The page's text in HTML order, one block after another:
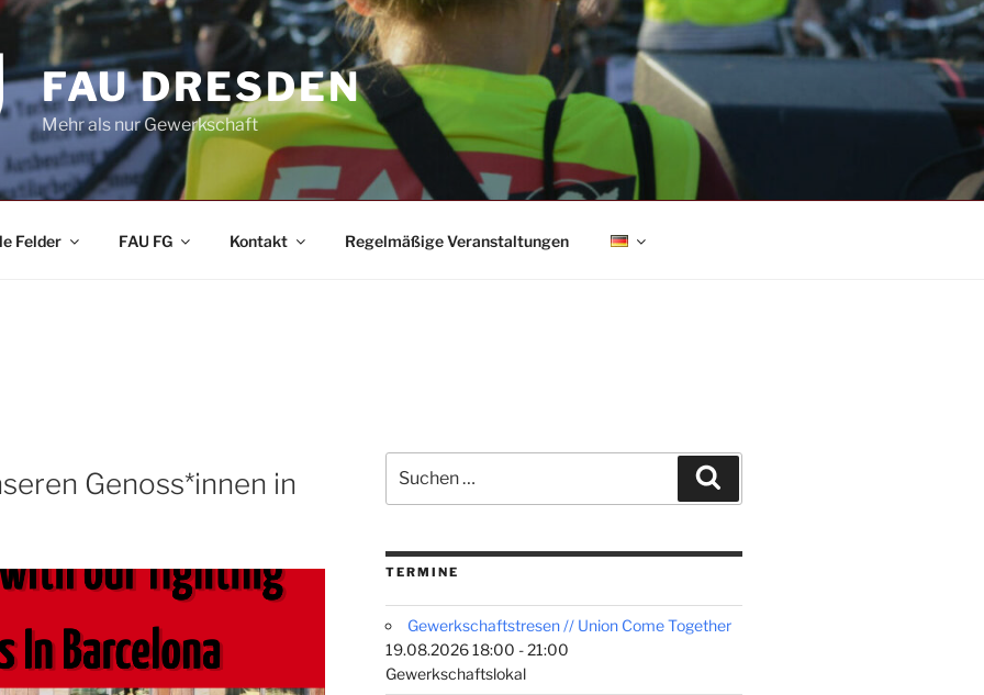
FAU DRESDEN
Mehr als nur Gewerkschaft
Felder FAU FG Kontakt Regelmäßige Veranstaltungen
Genoss*innen in
nach:
TERMINE
Gewerkschaftstresen // Union Come Together
19.08.2026 18:00 - 21:00
Gewerkschaftslokal